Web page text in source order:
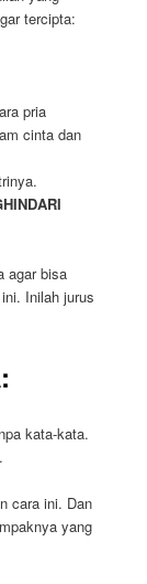
tercipta:
pria
cinta dan
agar bisa
Inilah jurus
kata-kata.
cara ini. Dan
yang